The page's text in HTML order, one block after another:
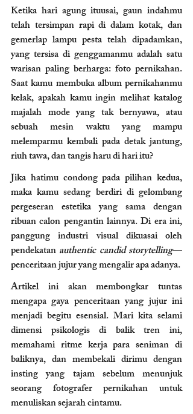
Ketika hari agung ituusai, gaun indahmu
telah tersimpan rapi di dalam kotak, dan
gemerlap lampu pesta telah dipadamkan,
yang tersisa di genggamanmu adalah satu
warisan paling berharga: foto pernikahan.
Saat kamu membuka album pernikahanmu
kelak, apakah kamu ingin melihat katalog
majalah mode yang tak bernyawa, atau
sebuah mesin waktu yang mampu
melemparmu kembali pada detak jantung,
riuh tawa, dan tangis haru di hari itu?
Jika hatimu condong pada pilihan kedua,
maka kamu sedang berdiri di gelombang
pergeseran estetika yang sama dengan
ribuan calon pengantin lainnya. Di era ini,
panggung industri visual dikuasai oleh
pendekatan authentic candid storytelling—
penceritaan jujur yang mengalir apa adanya.
Artikel ini akan membongkar tuntas
mengapa gaya penceritaan yang jujur ini
menjadi begitu esensial. Mari kita selami
dimensi psikologis di balik tren ini,
memahami ritme kerja para seniman di
baliknya, dan membekali dirimu dengan
insting yang tajam sebelum menunjuk
seorang fotografer pernikahan untuk
menuliskan sejarah cintamu.